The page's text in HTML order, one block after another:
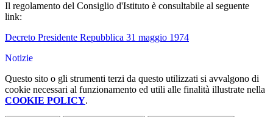
Il regolamento del Consiglio d'Istituto è consultabile al seguente
link:
Decreto Presidente Repubblica 31 maggio 1974
Notizie
Questo sito o gli strumenti terzi da questo utilizzati si avvalgono di
cookie necessari al funzionamento ed utili alle finalità illustrate nella
COOKIE POLICY.